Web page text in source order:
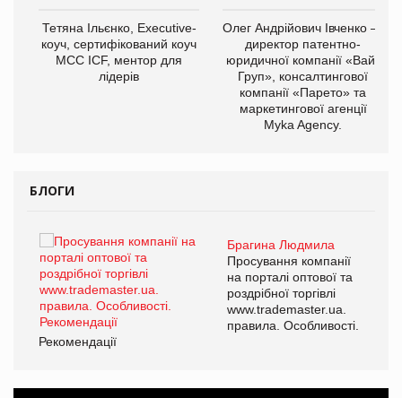
Тетяна Ільєнко, Executive-
коуч, сертифікований коуч
МСС ICF, ментор для
лідерів
Олег Андрійович Івченко —
директор патентно-
юридичної компанії «Вайз
Груп», консалтингової
компанії «Парето» та
маркетингової агенції
Myka Agency.
БЛОГИ
Брагина Людмила
Просування компанії
на порталі оптової та
роздрібної торгівлі
www.trademaster.ua.
правила. Особливості.
Рекомендації